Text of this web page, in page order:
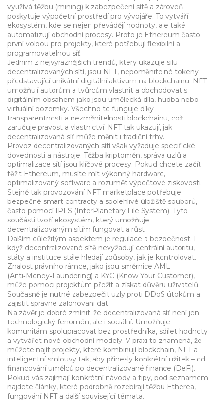
využívá těžbu (mining) k zabezpečení sítě a zároveň
poskytuje výpočetní prostředí pro vývojáře. To vytváří
ekosystém, kde se nejen převádějí hodnoty, ale také
automatizují obchodní procesy. Proto je Ethereum často
první volbou pro projekty, které potřebují flexibilní a
programovatelnou síť.
Jedním z nejvýraznějších trendů, který ukazuje sílu
decentralizovaných sítí, jsou NFT, nepoměnitelné tokeny
představující unikátní digitální aktivum na blockchainu. NFT
umožňují autorům a tvůrcům vlastnit a obchodovat s
digitálním obsahem jako jsou umělecká díla, hudba nebo
virtuální pozemky. Všechno to funguje díky
transparentnosti a nezměnitelnosti blockchainu, což
zaručuje pravost a vlastnictví. NFT tak ukazují, jak
decentralizovaná síť může měnit i tradiční trhy.
Provoz decentralizovaných sítí však vyžaduje specifické
dovednosti a nástroje. Těžba kriptoměn, správa uzlů a
optimalizace sítí jsou klíčové procesy. Pokud chcete začít
těžit Ethereum, musíte mít výkonný hardware,
optimalizovaný software a rozumět výpočtové ziskovosti.
Stejně tak provozování NFT marketplace potřebuje
bezpečné smart contracty a spolehlivé úložiště souborů,
často pomocí IPFS (InterPlanetary File System). Tyto
součásti tvoří ekosystém, který umožňuje
decentralizovaným sítím fungovat a růst.
Dalším důležitým aspektem je regulace a bezpečnost. I
když decentralizované sítě nevyžadují centrální autoritu,
státy a instituce stále hledají způsoby, jak je kontrolovat.
Znalost právního rámce, jako jsou směrnice AML
(Anti‑Money‑Laundering) a KYC (Know Your Customer),
může pomoci projektům přežít a získat důvěru uživatelů.
Současně je nutné zabezpečit uzly proti DDoS útokům a
zajistit správné zálohování dat.
Na závěr je dobré zmínit, že decentralizovaná síť není jen
technologický fenomén, ale i sociální. Umožňuje
komunitám spolupracovat bez prostředníka, sdílet hodnoty
a vytvářet nové obchodní modely. V praxi to znamená, že
můžete najít projekty, které kombinují blockchain, NFT a
inteligentní smlouvy tak, aby přinesly konkrétní užitek – od
financování umělců po decentralizované finance (DeFi).
Pokud vás zajímají konkrétní návody a tipy, pod seznamem
najdete články, které podrobně rozebírají těžbu Etherea,
fungování NFT a další související témata.